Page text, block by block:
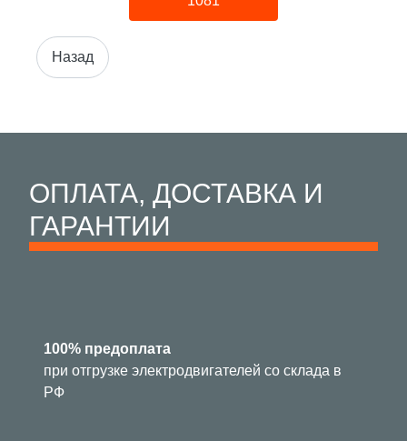
ОПЛАТА, ДОСТАВКА И
ГАРАНТИИ
100% предоплата
при отгрузке электродвигателей со склада в
РФ